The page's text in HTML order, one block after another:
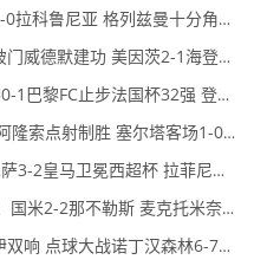
2026年01月14日 国王杯-马竞1-0拉科鲁尼亚 格列兹曼十分角任意球破门+远射中横梁
2026年01月14日 德甲-阿米里破门威德默建功 美因茨2-1海登海姆
2026年01月13日 爆冷！大巴黎0-1巴黎FC止步法国杯32强 登贝莱失单刀埃梅里中框
2026年01月13日 西甲-马科斯·阿隆索点射制胜 塞尔塔客场1-0塞维利亚
2026年01月12日 新年首冠！巴萨3-2皇马卫冕西超杯 拉菲尼亚双响维尼修斯一条龙
2026年01月12日 6轮连胜终结！国米2-2那不勒斯 麦克托米奈双响恰20点射孔蒂染红
2026年01月10日 足总杯-奥多伊双响 点球大战诺丁汉森林6-7雷克瑟姆